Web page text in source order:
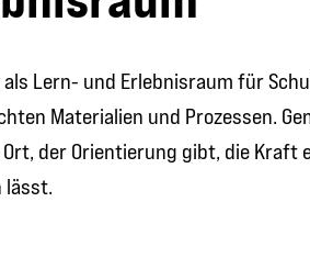
als Lern- und Erlebnisraum für
Materialien und Prozessen.
der Orientierung gibt, die
lässt.